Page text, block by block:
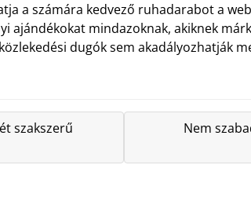
a számára kedvező ruhadarabot a
ajándékokat mindazoknak, akiknek
dugók sem akadályozhatják
szakszerű
Nem